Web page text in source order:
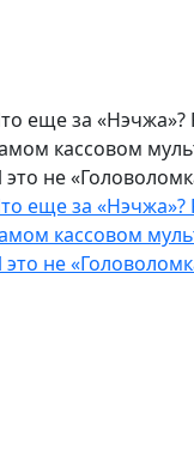
еще за «Нэчжа»?
кассовом
это не
еще за «Нэчжа»?
кассовом
это не